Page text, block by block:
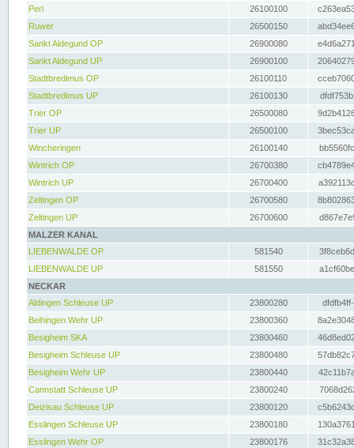
Perl
26100100
Ruwer
26500150
Sankt Aldegund OP
26900080
Sankt Aldegund UP
26900100
Stadtbredimus OP
26100110
Stadtbredimus UP
26100130
Trier OP
26500080
Trier UP
26500100
Wincheringen
26100140
Wintrich OP
26700380
Wintrich UP
26700400
Zeltingen OP
26700580
Zeltingen UP
26700600
MALZER KANAL
LIEBENWALDE OP
581540
LIEBENWALDE UP
581550
NECKAR
Aldingen Schleuse UP
23800280
Beihingen Wehr UP
23800360
Besigheim SKA
23800460
Besigheim Schleuse UP
23800480
Besigheim Wehr UP
23800440
Cannstatt Schleuse UP
23800240
Deizisau Schleuse UP
23800120
Esslingen Schleuse UP
23800180
Esslingen Wehr OP
23800176